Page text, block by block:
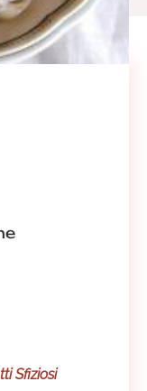
Sfiziosi